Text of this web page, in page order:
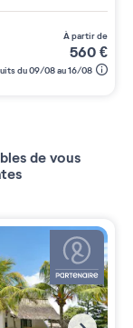
à partir de
560€
du 09/08 au 16/08
de vous